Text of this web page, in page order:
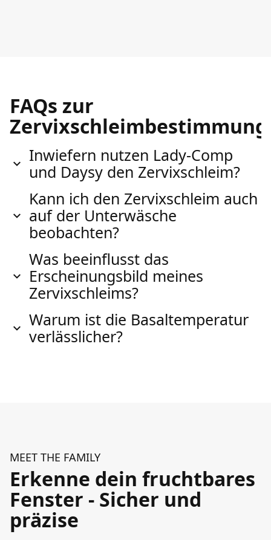
FAQs zur
Zervixschleimbestimmung
Inwiefern nutzen Lady-Comp
und Daysy den Zervixschleim?
Kann ich den Zervixschleim auch
auf der Unterwäsche
beobachten?
Was beeinflusst das
Erscheinungsbild meines
Zervixschleims?
Warum ist die Basaltemperatur
verlässlicher?
MEET THE FAMILY
Erkenne dein fruchtbares
Fenster - Sicher und
präzise